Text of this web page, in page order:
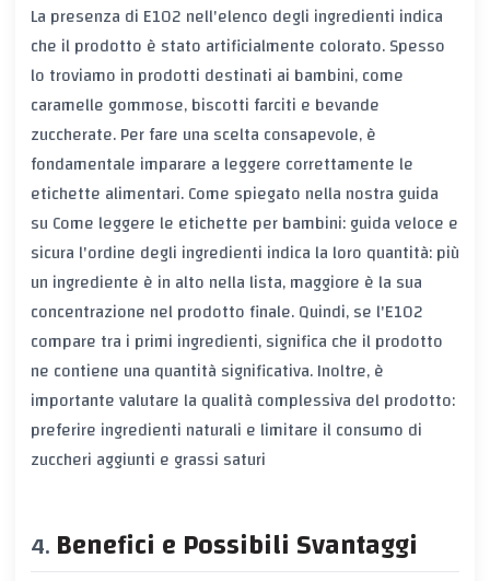
La presenza di E102 nell'elenco degli ingredienti indica
che il prodotto è stato artificialmente colorato. Spesso
lo troviamo in prodotti destinati ai bambini, come
caramelle gommose, biscotti farciti e bevande
zuccherate. Per fare una scelta consapevole, è
fondamentale imparare a leggere correttamente le
etichette alimentari. Come spiegato nella nostra guida
su Come leggere le etichette per bambini: guida veloce e
sicura l'ordine degli ingredienti indica la loro quantità: più
un ingrediente è in alto nella lista, maggiore è la sua
concentrazione nel prodotto finale. Quindi, se l'E102
compare tra i primi ingredienti, significa che il prodotto
ne contiene una quantità significativa. Inoltre, è
importante valutare la qualità complessiva del prodotto:
preferire ingredienti naturali e limitare il consumo di
zuccheri aggiunti e grassi saturi
Benefici e Possibili Svantaggi